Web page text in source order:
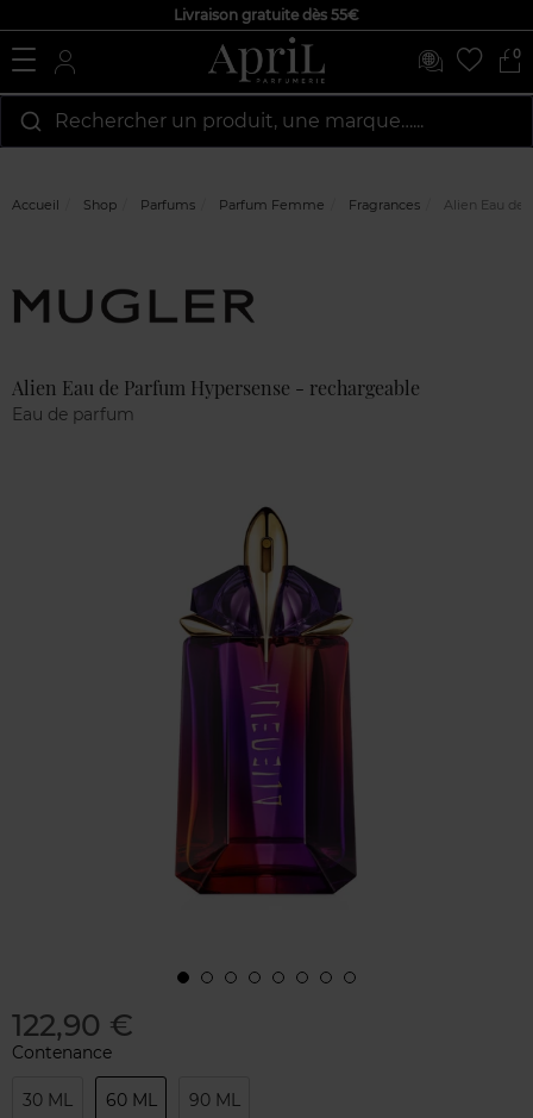
Livraison gratuite dès 55€
0
Rechercher un produit, une marque…...
Accueil Shop Parfums Parfum Femme Fragrances Alien Eau de
Alien Eau de Parfum Hypersense - rechargeable
Eau de parfum
122,90 €
Contenance
30 ML 60 ML 90 ML